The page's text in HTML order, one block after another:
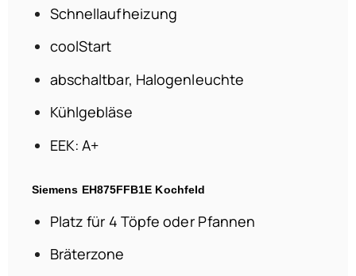
Schnellaufheizung
coolStart
abschaltbar, Halogenleuchte
Kühlgebläse
EEK: A+
Siemens EH875FFB1E Kochfeld
Platz für 4 Töpfe oder Pfannen
Bräterzone